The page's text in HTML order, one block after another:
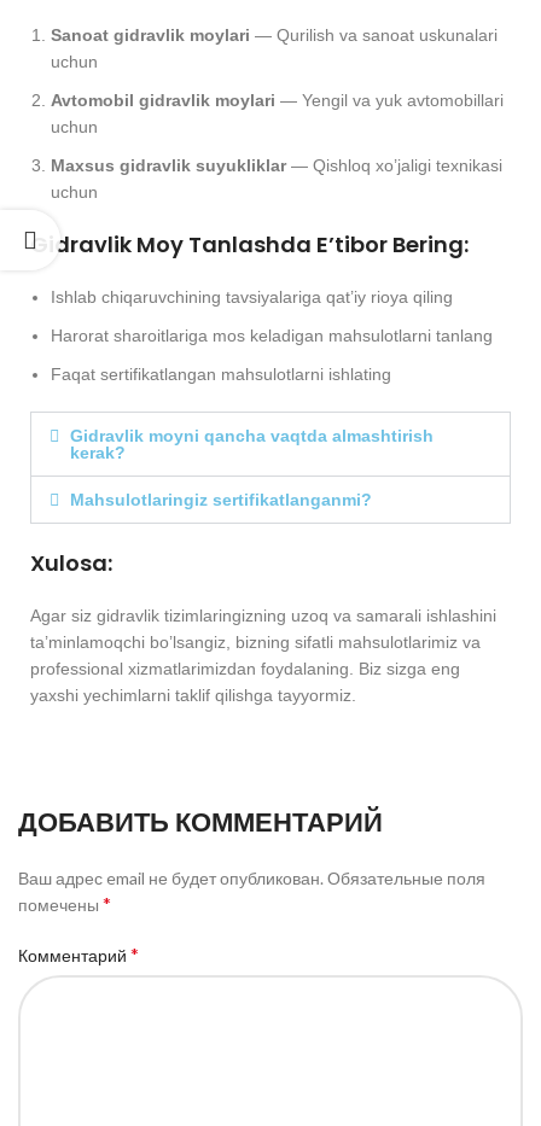
Sanoat gidravlik moylari — Qurilish va sanoat uskunalari
uchun
Avtomobil gidravlik moylari — Yengil va yuk avtomobillari
uchun
Maxsus gidravlik suyukliklar— Qishloq xo’jaligi texnikasi
uchun
Gidravlik Moy Tanlashda E’tibor Bering:
Ishlab chiqaruvchining tavsiyalariga qat’iy rioya qiling
Harorat sharoitlariga mos keladigan mahsulotlarni tanlang
Faqat sertifikatlangan mahsulotlarni ishlating
Gidravlik moyni qancha vaqtda almashtirish
kerak?
Mahsulotlaringiz sertifikatlanganmi?
Xulosa:
Agar siz gidravlik tizimlaringizning uzoq va samarali ishlashini
ta’minlamoqchi bo’lsangiz, bizning sifatli mahsulotlarimiz va
professional xizmatlarimizdan foydalaning. Biz sizga eng
yaxshi yechimlarni taklif qilishga tayyormiz.
ДОБАВИТЬ КОММЕНТАРИЙ
Ваш адрес email не будет опубликован.Обязательные поля
помечены *
Комментарий *